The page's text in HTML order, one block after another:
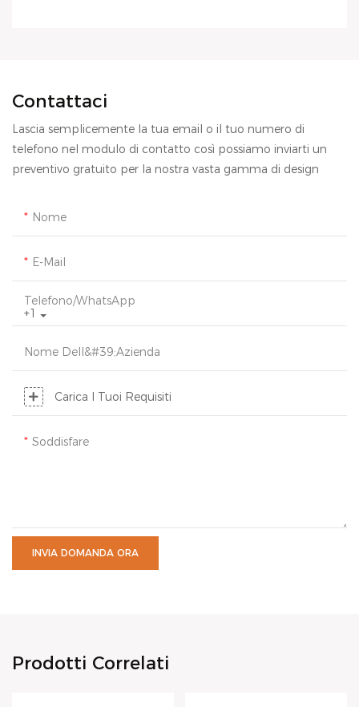
Contattaci
Lascia semplicemente la tua email o il tuo numero di
telefono nel modulo di contatto così possiamo inviarti un
preventivo gratuito per la nostra vasta gamma di design
Nome
E-Mail
+1
Telefono/WhatsApp
Nome Dell&#39;azienda
Carica I Tuoi Requisiti
Soddisfare
INVIA DOMANDA ORA
Prodotti Correlati